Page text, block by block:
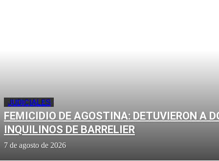
JUDICIALES
FEMICIDIO DE AGOSTINA: DETUVIERON A
INQUILINOS DE BARRELIER
7 de agosto de 2026